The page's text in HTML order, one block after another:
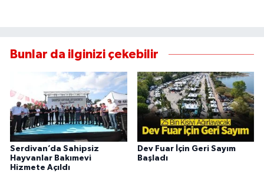
Bunlar da ilginizi çekebilir
Serdivan’da Sahipsiz
Hayvanlar Bakımevi
Hizmete Açıldı
Dev Fuar İçin Geri Sayım
Başladı